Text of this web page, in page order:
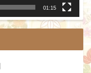
01:15